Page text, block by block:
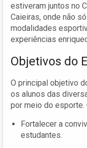
estiveram juntos no
Caieiras, onde não
modalidades
experiências
Objetivos do
O principal objetivo
os alunos das
por meio do esporte.
Fortalecer a
estudantes.